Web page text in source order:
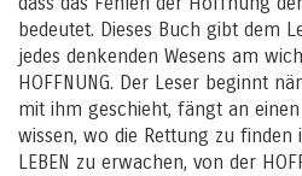
bedeutet. Dieses Buch gibt dem
jedes denkenden Wesens am
HOFFNUNG. Der Leser beginnt
mit ihm geschieht, fängt an
wissen, wo die Rettung zu finden
LEBEN zu erwachen, von der